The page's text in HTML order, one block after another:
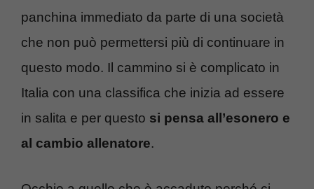
panchina immediato da parte di una società
che non può permettersi più di continuare in
questo modo. Il cammino si è complicato in
Italia con una classifica che inizia ad essere
in salita e per questo si pensa all’esonero e
al cambio allenatore.